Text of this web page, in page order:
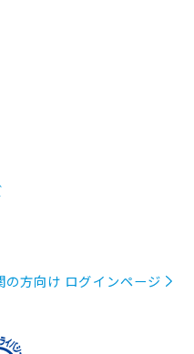
の方向け ログインページ